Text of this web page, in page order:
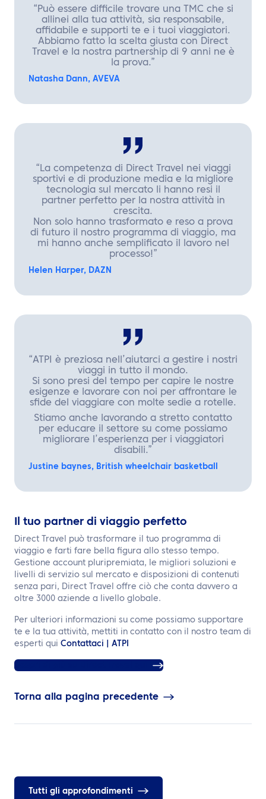
“Può essere difficile trovare una TMC che si
allinei alla tua attività, sia responsabile,
affidabile e supporti te e i tuoi viaggiatori.
Abbiamo fatto la scelta giusta con Direct
Travel e la nostra partnership di 9 anni ne è
la prova.”
Natasha Dann, AVEVA
“La competenza di Direct Travel nei viaggi
sportivi e di produzione media e la migliore
tecnologia sul mercato li hanno resi il
partner perfetto per la nostra attività in
crescita.
Non solo hanno trasformato e reso a prova
di futuro il nostro programma di viaggio, ma
mi hanno anche semplificato il lavoro nel
processo!”
Helen Harper, DAZN
“ATPI è preziosa nell’aiutarci a gestire i nostri
viaggi in tutto il mondo.
Si sono presi del tempo per capire le nostre
esigenze e lavorare con noi per affrontare le
sfide del viaggiare con molte sedie a rotelle.
Stiamo anche lavorando a stretto contatto
per educare il settore su come possiamo
migliorare l’esperienza per i viaggiatori
disabili.”
Justine baynes, British wheelchair basketball
Il tuo partner di viaggio perfetto
Direct Travel può trasformare il tuo programma di
viaggio e farti fare bella figura allo stesso tempo.
Gestione account pluripremiata, le migliori soluzioni e
livelli di servizio sul mercato e disposizioni di contenuti
senza pari, Direct Travel offre ciò che conta davvero a
oltre 3000 aziende a livello globale.
Per ulteriori informazioni su come possiamo supportare
te e la tua attività, mettiti in contatto con il nostro team di
esperti qui Contattaci | ATPI
Torna alla pagina precedente
Tutti gli approfondimenti